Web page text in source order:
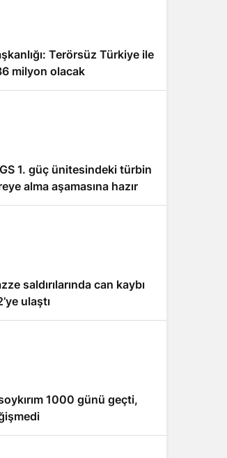
Terörsüz Türkiye ile
milyon olacak
1. güç ünitesindeki türbin
alma aşamasına hazır
saldırılarında can kaybı
ulaştı
1000 günü geçti,